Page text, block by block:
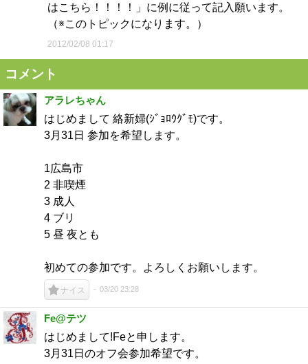
はこちら！！！！」に例に従って記入願います。
（※このトピックになります。）
2012/02/08 01:17
コメント
アラレちゃん
はじめまして 絡新婦(ｼﾞｮﾛｳｸﾞﾓ)です。
3月31日 参加を希望します。
1広島市
2 非喫煙
3 成人
4 ブリ
5 昼 夜とも
初めての参加です。よろしくお願いします。
ナイス 03/20 23:28
Fe@テツ
はじめまして!Feと申します。
3月31日のオフ会参加希望です。